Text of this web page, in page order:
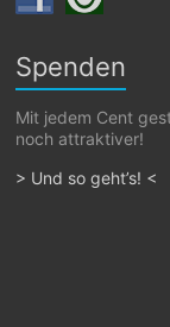
Spenden
Mit jedem Cent
noch attraktiver!
> Und so geht’s! <